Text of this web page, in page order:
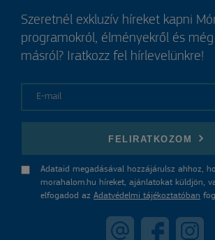
Szeretnél exkluzív híreket kapni
programokról, élményekről és
másról? Iratkozz fel hírlevelünkre!
FELIRATKOZOM
Adataid megadásával hozzájárulsz ahhoz,
morahalom.hu híreket, ajánlatokat küldjön,
elfogadod az Adatvédelmi tájékoztatóban